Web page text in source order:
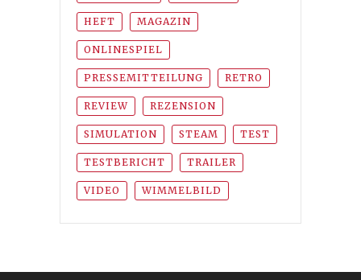
HEFT MAGAZIN
ONLINESPIEL
PRESSEMITTEILUNG RETRO
REVIEW REZENSION
SIMULATION STEAM TEST
TESTBERICHT TRAILER
VIDEO WIMMELBILD